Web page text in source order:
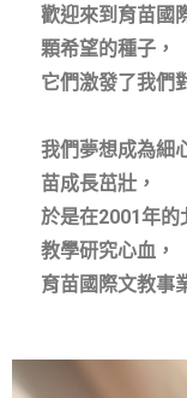
歡迎來到育苗國
顆希望的種子，
它們激發了我們
我們夢想成為細
苗成長茁壯，
於是在2001年的
教學研究心血，
育苗國際文教事